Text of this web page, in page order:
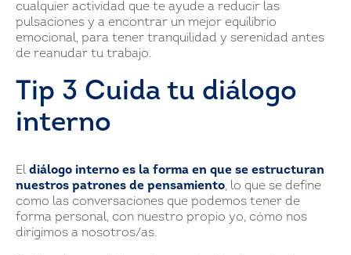
cualquier actividad que te ayude a reducir las
pulsaciones y a encontrar un mejor equilibrio
emocional, para tener tranquilidad y serenidad antes
de reanudar tu trabajo.
Tip 3 Cuida tu diálogo
interno
El diálogo interno es la forma en que se estructuran
nuestros patrones de pensamiento, lo que se define
como las conversaciones que podemos tener de
forma personal, con nuestro propio yo, cómo nos
dirigimos a nosotros/as.